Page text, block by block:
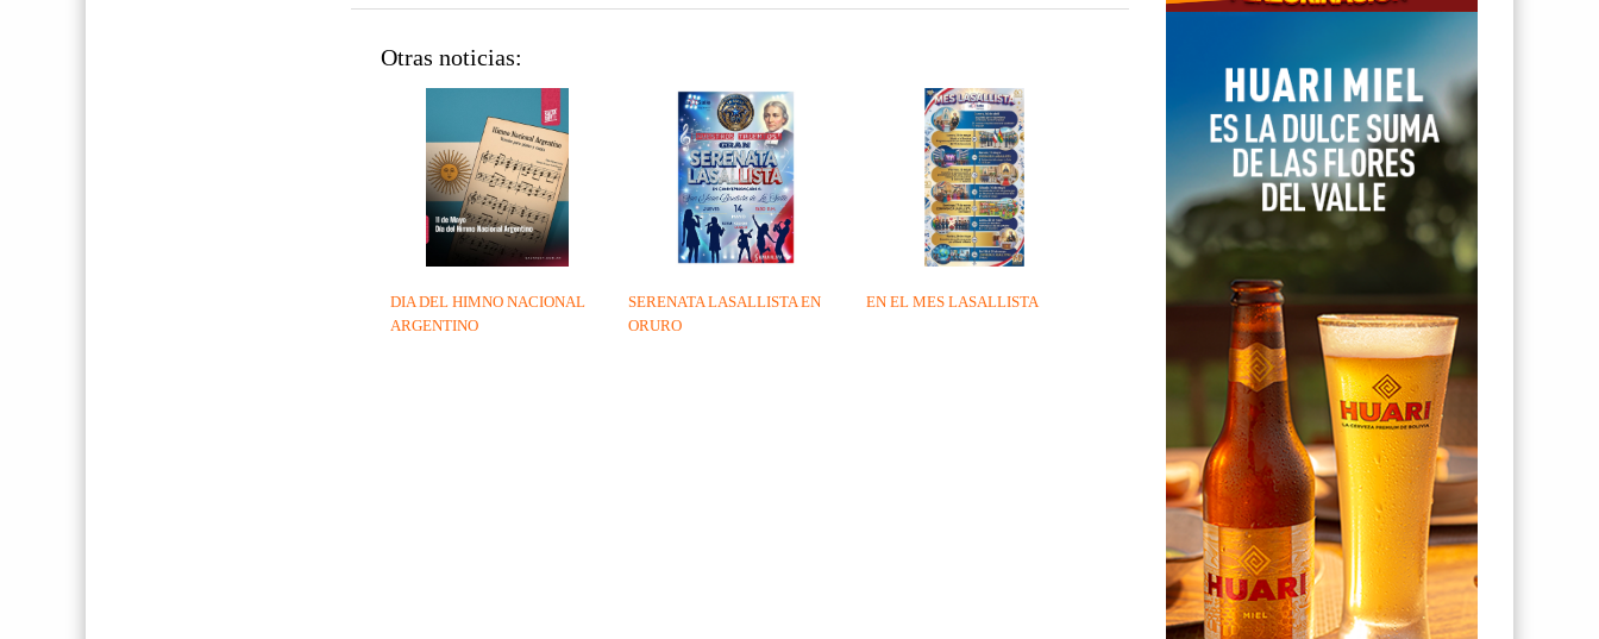
Otras noticias:
EN EL MES LASALLISTA
SERENATA LASALLISTA EN
ORURO
DIA DEL HIMNO NACIONAL
ARGENTINO